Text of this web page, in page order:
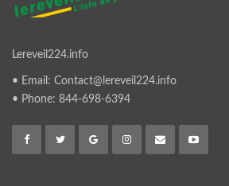
Lereveil224.info
• Email: Contact@lereveil224.info
• Phone: 844-698-6394